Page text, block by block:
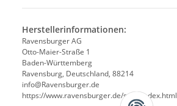
Herstellerinformationen:
Ravensburger AG
Otto-Maier-Straße 1
Baden-Württemberg
Ravensburg, Deutschland, 88214
info@Ravensburger.de
https://www.ravensburger.de/start/index.html